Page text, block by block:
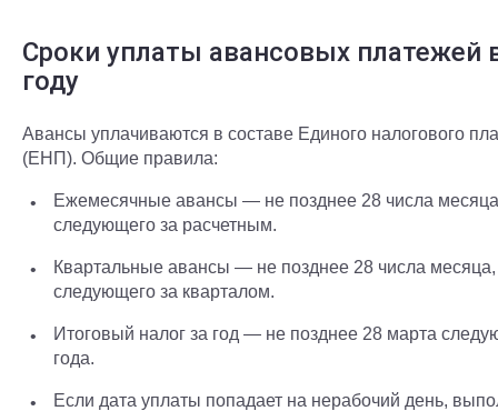
Сроки уплаты авансовых платежей
году
Авансы уплачиваются в составе Единого налогового
(ЕНП). Общие правила:
Ежемесячные авансы — не позднее 28 числа
следующего за расчетным.
Квартальные авансы — не позднее 28 числа месяца,
следующего за кварталом.
Итоговый налог за год — не позднее 28 марта
года.
Если дата уплаты попадает на нерабочий день,